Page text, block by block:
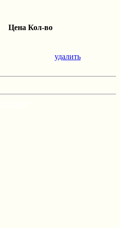
Цена Кол-во
удалить